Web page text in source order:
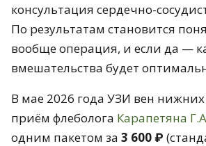
консультация сердечно-
По результатам становится
вообще операция, и если да —
вмешательства будет
В мае 2026 года УЗИ вен
приём флеболога Карапетяна
одним пакетом за 3 600 ₽